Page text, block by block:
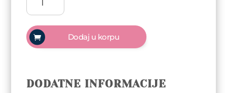
Nails
Baby
boomer
gradivni
gel
Dodaj u korpu
DODATNE INFORMACIJE